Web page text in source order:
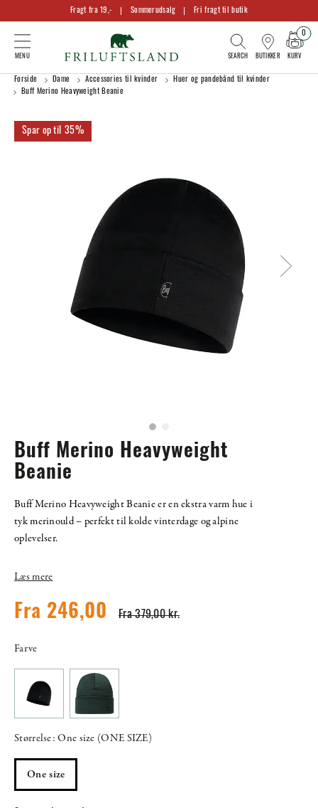
Fragt fra 19,- Sommerudsalg Fri fragt til butik
BUTIKKER KURV
0
Forside Dame Accessories til kvinder
Huer og pandebånd til kvinder
Buff Merino Heavyweight Beanie
35%
Buff Merino Heavyweight
Beanie
Buff Merino Heavyweight Beanie er en ekstra varm hue i
tyk merinould – perfekt til kolde vinterdage og alpine
oplevelser.
Læs mere
Fra 379,00 kr.
Fra 246,00
Farve
Størrelse: One size (ONE SIZE)
One size